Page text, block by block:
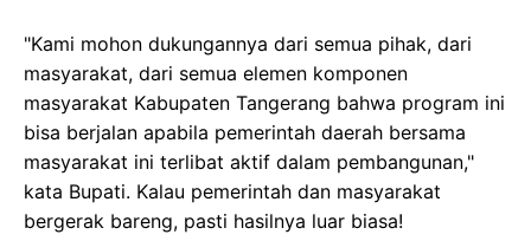
"Kami mohon dukungannya dari semua pihak, dari
masyarakat, dari semua elemen komponen
masyarakat Kabupaten Tangerang bahwa program ini
bisa berjalan apabila pemerintah daerah bersama
masyarakat ini terlibat aktif dalam pembangunan,"
kata Bupati. Kalau pemerintah dan masyarakat
bergerak bareng, pasti hasilnya luar biasa!